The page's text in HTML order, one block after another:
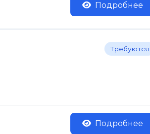
Подробнее
Требуются
Подробнее